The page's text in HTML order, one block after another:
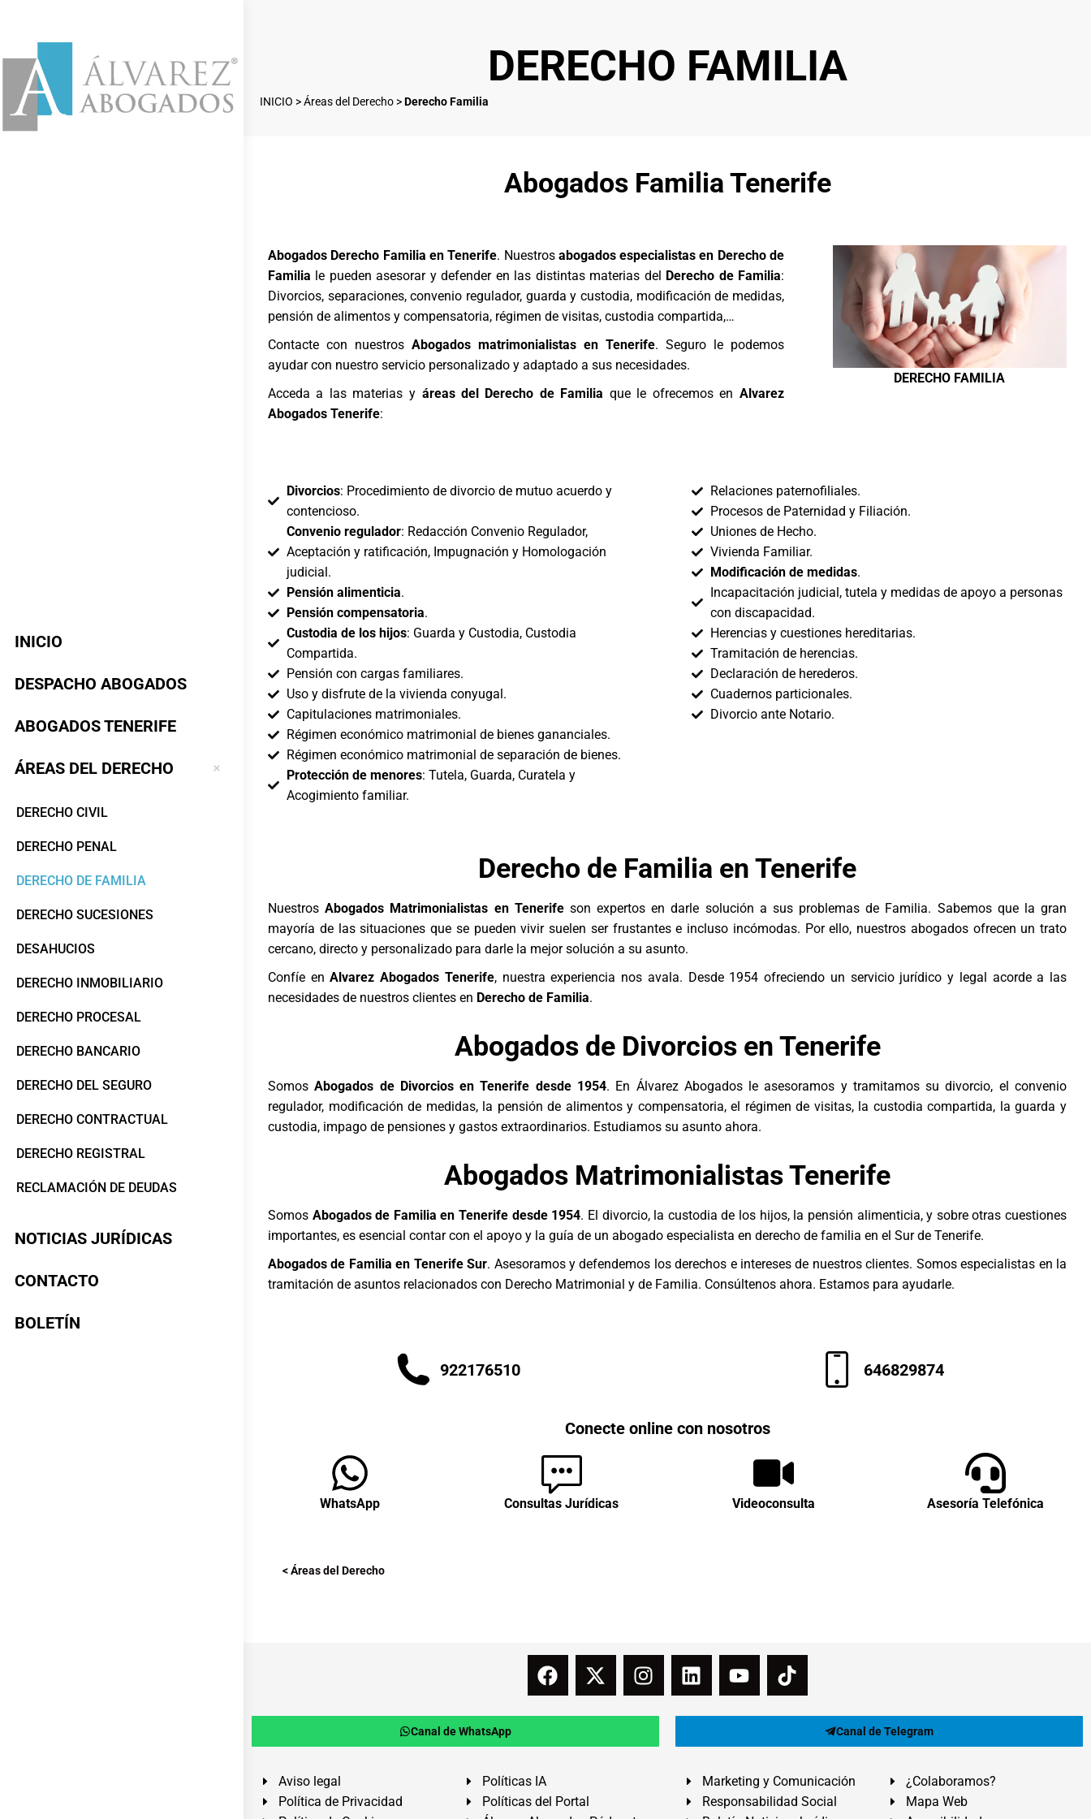
INICIO
DESPACHO ABOGADOS
ABOGADOS TENERIFE
ÁREAS DEL DERECHO
DERECHO CIVIL
DERECHO PENAL
DERECHO DE FAMILIA
DERECHO SUCESIONES
DESAHUCIOS
DERECHO INMOBILIARIO
DERECHO PROCESAL
DERECHO BANCARIO
DERECHO DEL SEGURO
DERECHO CONTRACTUAL
DERECHO REGISTRAL
RECLAMACIÓN DE DEUDAS
NOTICIAS JURÍDICAS
CONTACTO
BOLETÍN
DERECHO FAMILIA
INICIO >Áreas del Derecho >Derecho Familia
Abogados Familia Tenerife
Abogados Derecho Familia en Tenerife. Nuestros abogados especialistas en Derecho de
Familia le pueden asesorar y defender en las distintas materias del Derecho de Familia:
Divorcios, separaciones, convenio regulador, guarda y custodia, modificación de medidas,
pensión de alimentos y compensatoria, régimen de visitas, custodia compartida,…
Contacte con nuestros Abogados matrimonialistas en Tenerife. Seguro le podemos
ayudar con nuestro servicio personalizado y adaptado a sus necesidades.
Acceda a las materias y áreas del Derecho de Familia que le ofrecemos en Alvarez
Abogados Tenerife:
DERECHO FAMILIA
Divorcios: Procedimiento de divorcio de mutuo acuerdo y
contencioso.
Convenio regulador: Redacción Convenio Regulador,
Aceptación y ratificación, Impugnación y Homologación
judicial.
Pensión alimenticia.
Pensión compensatoria.
Custodia de los hijos: Guarda y Custodia, Custodia
Compartida.
Pensión con cargas familiares.
Uso y disfrute de la vivienda conyugal.
Capitulaciones matrimoniales.
Régimen económico matrimonial de bienes gananciales.
Régimen económico matrimonial de separación de bienes.
Protección de menores: Tutela, Guarda, Curatela y
Acogimiento familiar.
Relaciones paternofiliales.
Procesos de Paternidad y Filiación.
Uniones de Hecho.
Vivienda Familiar.
Modificación de medidas.
Incapacitación judicial, tutela y medidas de apoyo a personas
con discapacidad.
Herencias y cuestiones hereditarias.
Tramitación de herencias.
Declaración de herederos.
Cuadernos particionales.
Divorcio ante Notario.
Derecho de Familia en Tenerife
NuestrosAbogados Matrimonialistas en Tenerifeson expertos en darle solución a sus problemas de Familia. Sabemos que la gran
mayoría de las situaciones que se pueden vivir suelen ser frustantes e incluso incómodas. Por ello, nuestros abogados ofrecen un trato
cercano, directo y personalizado para darle la mejor solución a su asunto.
Confíe enAlvarez Abogados Tenerife, nuestra experiencia nos avala. Desde 1954 ofreciendo un servicio jurídico y legal acorde a las
necesidades de nuestros clientes en Derecho de Familia.
Abogados de Divorcios en Tenerife
SomosAbogados de Divorcios en Tenerife desde 1954. En Álvarez Abogados le asesoramos y tramitamos su divorcio, el convenio
regulador, modificación de medidas, la pensión de alimentos y compensatoria, el régimen de visitas, la custodia compartida, la guarda y
custodia, impago de pensiones y gastos extraordinarios. Estudiamos su asunto ahora.
Abogados Matrimonialistas Tenerife
Somos Abogados de Familia en Tenerife desde 1954. El divorcio, la custodia de los hijos, la pensión alimenticia, y sobre otras cuestiones
importantes, es esencial contar con el apoyo y la guía de un abogado especialista en derecho de familia en el Sur de Tenerife.
Abogados de Familia en Tenerife Sur. Asesoramos y defendemos los derechos e intereses de nuestros clientes. Somos especialistas en la
tramitación de asuntos relacionados con Derecho Matrimonial y de Familia. Consúltenos ahora. Estamos para ayudarle.
922176510 646829874
Conecte online con nosotros
WhatsApp Consultas Jurídicas Videoconsulta Asesoría Telefónica
< Áreas del Derecho
Canal de WhatsApp Canal de Telegram
Aviso legal
Política de Privacidad
Políticas IA
Políticas del Portal
Marketing y Comunicación
Responsabilidad Social
¿Colaboramos?
Mapa Web